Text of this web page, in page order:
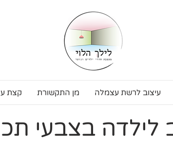
עיצוב לרשת עצמלה מן התקשורת קצת
לילדה בצבעי